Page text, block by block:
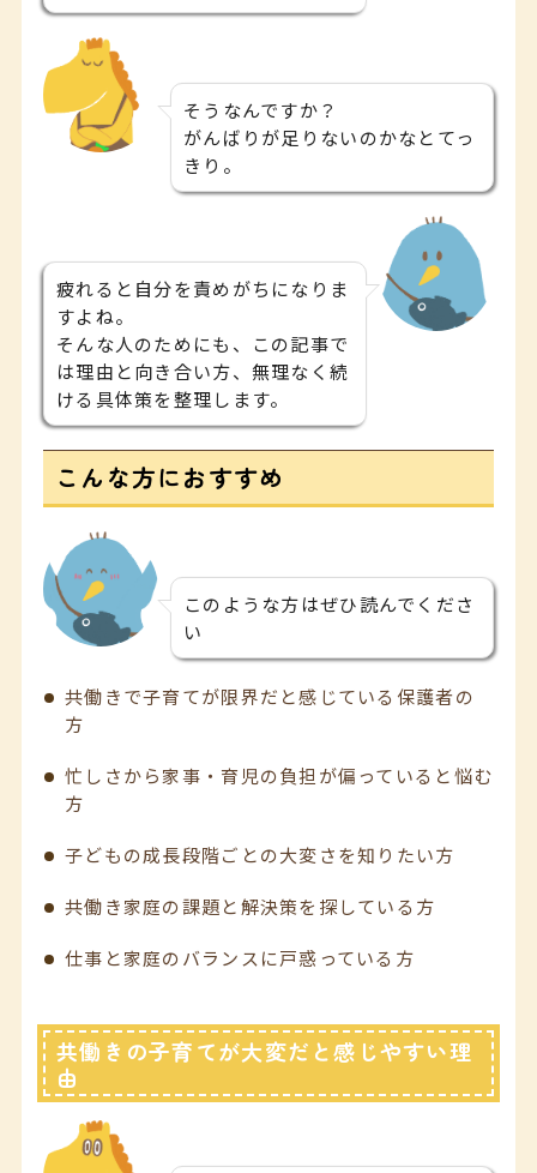
そうなんですか？
がんばりが足りないのかなとてっ
きり。
疲れると自分を責めがちになりま
すよね。
そんな人のためにも、この記事で
は理由と向き合い方、無理なく続
ける具体策を整理します。
こんな方におすすめ
このような方はぜひ読んでくださ
い
共働きで子育てが限界だと感じている保護者の
方
忙しさから家事・育児の負担が偏っていると悩む
方
子どもの成長段階ごとの大変さを知りたい方
共働き家庭の課題と解決策を探している方
仕事と家庭のバランスに戸惑っている方
共働きの子育てが大変だと感じやすい理
由